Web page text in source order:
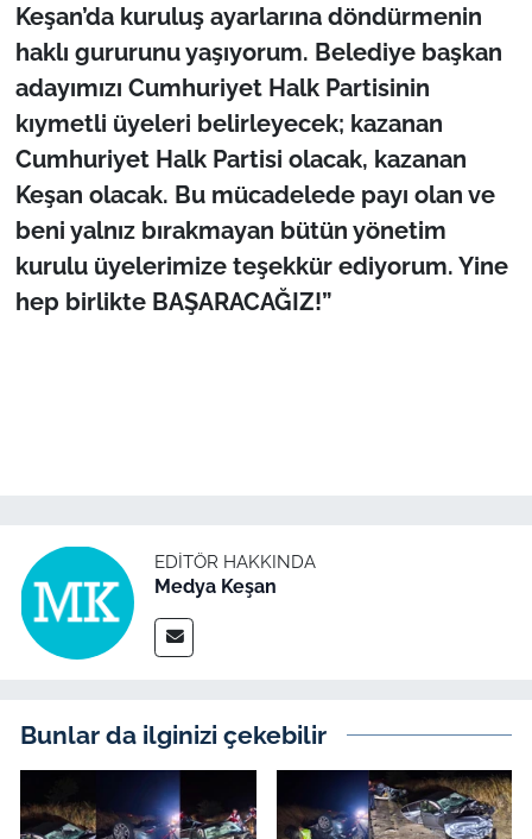
Keşan’da kuruluş ayarlarına döndürmenin
haklı gururunu yaşıyorum. Belediye başkan
adayımızı Cumhuriyet Halk Partisinin
kıymetli üyeleri belirleyecek; kazanan
Cumhuriyet Halk Partisi olacak, kazanan
Keşan olacak. Bu mücadelede payı olan ve
beni yalnız bırakmayan bütün yönetim
kurulu üyelerimize teşekkür ediyorum. Yine
hep birlikte BAŞARACAĞIZ!”
EDITÖR HAKKINDA
Medya Keşan
Bunlar da ilginizi çekebilir
Finans
Genel-A
Gündem-Eğitim